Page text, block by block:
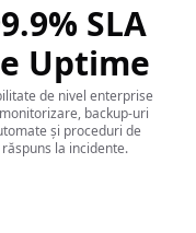
SLA
Uptime
de nivel enterprise
backup-uri
și proceduri de
răspuns la incidente.